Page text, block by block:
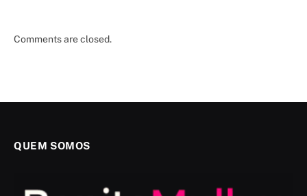
Comments are closed.
QUEM SOMOS